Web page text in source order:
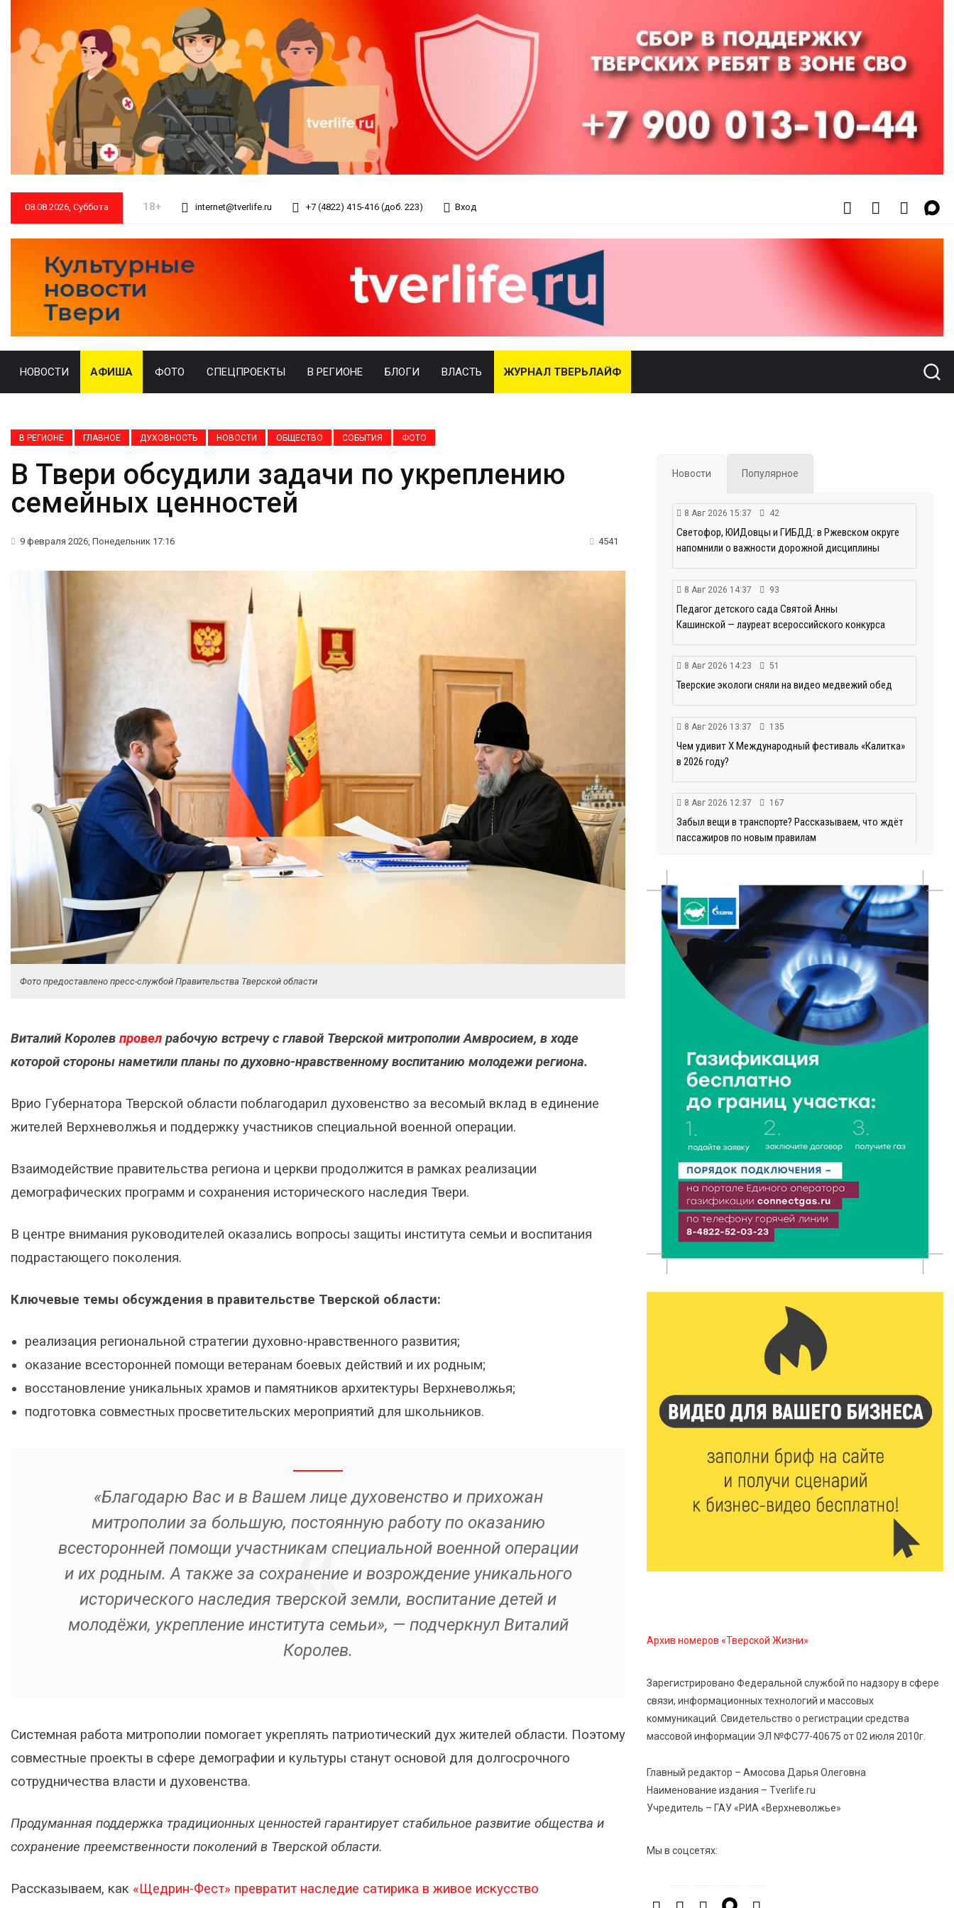
08.08.2026, Суббота 18+ internet@tverlife.ru +7 (4822) 415-416 (доб. 223) Вход
НОВОСТИ АФИША ФОТО СПЕЦПРОЕКТЫ В РЕГИОНЕ БЛОГИ ВЛАСТЬ ЖУРНАЛ ТВЕРЬЛАЙФ
В РЕГИОНЕ ГЛАВНОЕ ДУХОВНОСТЬ НОВОСТИ ОБЩЕСТВО СОБЫТИЯ ФОТО
В Твери обсудили задачи по укреплению
семейных ценностей
9 февраля 2026, Понедельник 17:16 4541
Фото предоставлено пресс-службой Правительства Тверской области
Виталий Королев провел рабочую встречу с главой Тверской митрополии Амвросием, в ходе
которой стороны наметили планы по духовно-нравственному воспитанию молодежи региона.
Врио Губернатора Тверской области поблагодарил духовенство за весомый вклад в единение
жителей Верхневолжья и поддержку участников специальной военной операции.
Взаимодействие правительства региона и церкви продолжится в рамках реализации
демографических программ и сохранения исторического наследия Твери.
В центре внимания руководителей оказались вопросы защиты института семьи и воспитания
подрастающего поколения.
Ключевые темы обсуждения в правительстве Тверской области:
реализация региональной стратегии духовно-нравственного развития;
оказание всесторонней помощи ветеранам боевых действий и их родным;
восстановление уникальных храмов и памятников архитектуры Верхневолжья;
подготовка совместных просветительских мероприятий для школьников.
«Благодарю Вас и в Вашем лице духовенство и прихожан
митрополии за большую, постоянную работу по оказанию
всесторонней помощи участникам специальной военной операции
и их родным. А также за сохранение и возрождение уникального
исторического наследия тверской земли, воспитание детей и
молодёжи, укрепление института семьи», — подчеркнул Виталий
Королев.
Системная работа митрополии помогает укреплять патриотический дух жителей области. Поэтому
совместные проекты в сфере демографии и культуры станут основой для долгосрочного
сотрудничества власти и духовенства.
Продуманная поддержка традиционных ценностей гарантирует стабильное развитие общества и
сохранение преемственности поколений в Тверской области.
Рассказываем, как «Щедрин-Фест» превратит наследие сатирика в живое искусство
Новости Популярное
8 Авг 2026 15:37 42
Светофор, ЮИДовцы и ГИБДД: в Ржевском округе
напомнили о важности дорожной дисциплины
8 Авг 2026 14:37 93
Педагог детского сада Святой Анны
Кашинской — лауреат всероссийского конкурса
8 Авг 2026 14:23 51
Тверские экологи сняли на видео медвежий обед
8 Авг 2026 13:37 135
Чем удивит X Международный фестиваль «Калитка»
в 2026 году?
8 Авг 2026 12:37 167
Забыл вещи в транспорте? Рассказываем, что ждёт
пассажиров по новым правилам
От теории до практики: в детских лагерях Тверской
области проходят «Дни безопасности»
8 Авг 2026 10:37 148
Арбуз без риска: на что обратить внимание при
покупке — советы Роскачества
149
«Эстафету чемпионов» провели на площади
Оленинского Дома культуры
8 Авг 2026 07:58 221
В Нелидово открылся бассейн
8 Авг 2026 05:02 234
В Тверской области провели Арбузный книжный
день
7 Авг 2026 23:02 304
правила безопасности в автобусах
316
Сотрудники УФСИН по Тверской области
поддержали Всероссийскую акцию ко Дню
7 Авг 2026 22:02 326
Новые правила РЖД: пассажиров начнут
информировать об изменениях маршрута в
цифровом формате
Семина
7 Авг 2026 19:02 414
Ботанические лаборатории в школах: Тверская
область запускает масштабный экопроект
В Ржеве чествовали работников строительной
Архив номеров «Тверской Жизни»
Зарегистрировано Федеральной службой по надзору в сфере
связи, информационных технологий и массовых
коммуникаций. Свидетельство о регистрации средства
массовой информации ЭЛ №ФС77-40675 от 02 июля 2010г.
Главный редактор – Амосова Дарья Олеговна
Наименование издания – Tverlife.ru
Учредитель – ГАУ «РИА «Верхневолжье»
Мы в соцсетях: